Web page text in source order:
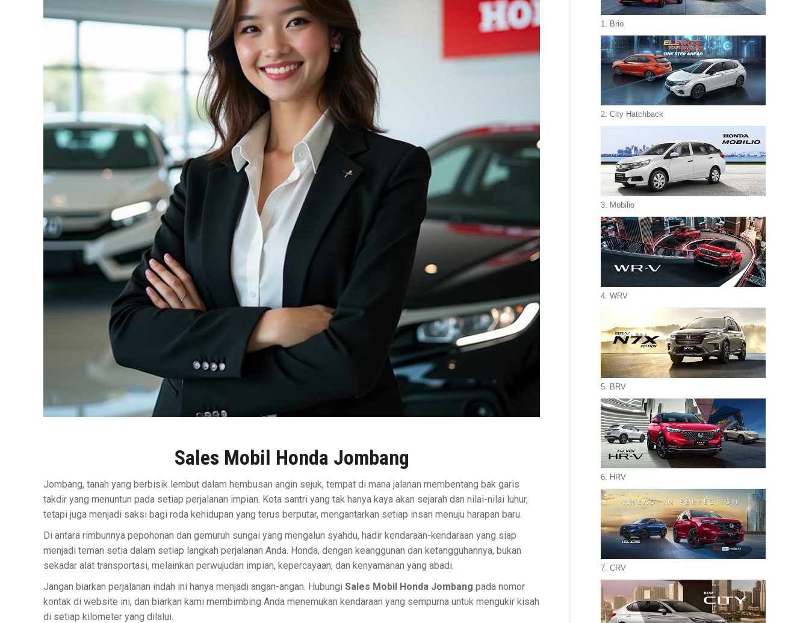
Sales Mobil Honda Jombang
Jombang, tanah yang berbisik lembut dalam hembusan angin sejuk, tempat di mana jalanan membentang bak garis
takdir yang menuntun pada setiap perjalanan impian. Kota santri yang tak hanya kaya akan sejarah dan nilai-nilai luhur,
tetapi juga menjadi saksi bagi roda kehidupan yang terus berputar, mengantarkan setiap insan menuju harapan baru.
Di antara rimbunnya pepohonan dan gemuruh sungai yang mengalun syahdu, hadir kendaraan-kendaraan yang siap
menjadi teman setia dalam setiap langkah perjalanan Anda. Honda, dengan keanggunan dan ketangguhannya, bukan
sekadar alat transportasi, melainkan perwujudan impian, kepercayaan, dan kenyamanan yang abadi.
Jangan biarkan perjalanan indah ini hanya menjadi angan-angan. Hubungi Sales Mobil Honda Jombang pada nomor
kontak di website ini, dan biarkan kami membimbing Anda menemukan kendaraan yang sempurna untuk mengukir kisah
di setiap kilometer yang dilalui.
1. Brio
2. City Hatchback
3. Mobilio
4. WRV
5. BRV
6. HRV
7. CRV